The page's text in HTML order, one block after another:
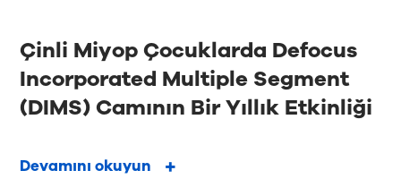
Çinli Miyop Çocuklarda Defocus
Incorporated Multiple Segment
(DIMS) Camının Bir Yıllık Etkinliği
Devamını okuyun